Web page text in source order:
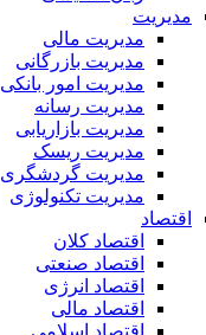
مدیریت
مدیریت مالی
مدیریت بازرگانی
مدیریت امور بانکی
مدیریت رسانه
مدیریت بازاریابی
مدیریت ریسک
مدیریت گردشگری
مدیریت تکنولوژی
اقتصاد
اقتصاد کلان
اقتصاد صنعتی
اقتصاد انرژی
اقتصاد مالی
اقتصاد اسلامی